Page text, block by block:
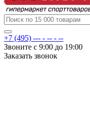
+7 (495) --- - -- - --
Звоните с 9:00 до 19:00
Заказать звонок